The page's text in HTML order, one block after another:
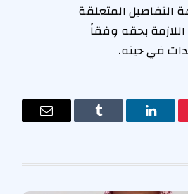
التفاصيل المتعلقة
بحقه وفقاً
في حينه.
لينكدإن Tumblr
البريد